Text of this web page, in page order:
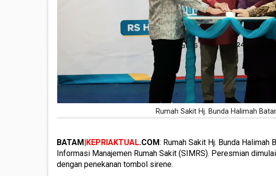
Rumah Sakit Hj. Bunda Halimah
BATAM|KEPRIAKTUAL.COM: Rumah Sakit Hj. Bunda
Informasi Manajemen Rumah Sakit (SIMRS). Peresmian
dengan penekanan tombol sirene.